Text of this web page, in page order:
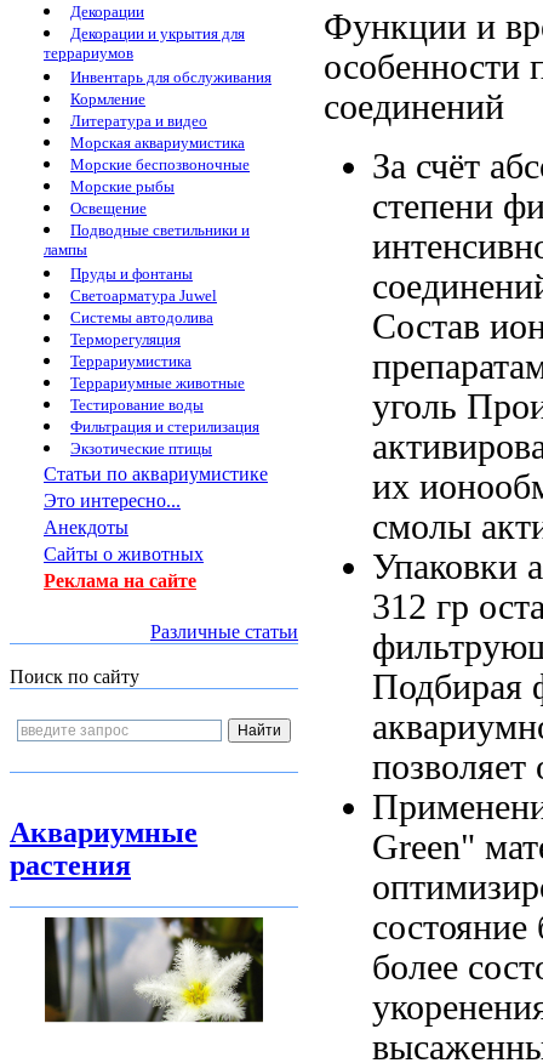
Декорации
Декорации и укрытия для
террариумов
Инвентарь для обслуживания
Кормление
Литература и видео
Морская аквариумистика
Морские беспозвоночные
Морские рыбы
Освещение
Подводные светильники и
лампы
Пруды и фонтаны
Светоарматура Juwel
Системы автодолива
Терморегуляция
Террариумистика
Террариумные животные
Тестирование воды
Фильтрация и стерилизация
Экзотические птицы
Статьи по аквариумистике
Это интересно...
Анекдоты
Сайты о животных
Реклама на сайте
Различные статьи
Поиск по сайту
Аквариумные
растения
Функции и
особенности
соединений
За счёт
степени
Состав
уголь
их
смолы
Упаковки
312 гр
Подбирая
позволяет
Green"
более